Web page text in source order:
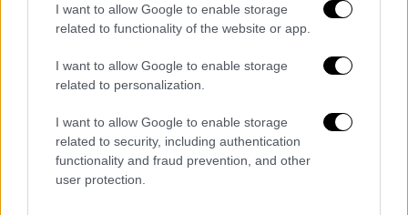
I want to allow Google to enable storage
related to functionality of the website or app.
I want to allow Google to enable storage
related to personalization.
I want to allow Google to enable storage
related to security, including authentication
functionality and fraud prevention, and other
user protection.
μας, καθώς το Πρόγραμμα Ανακαίνισης
Σχολικών Κτηρίων « Μαριέττα Γιαννάκου
μπαίνει στη δεύτερη φάση υλοποίησης, με
νέες παρεμβάσεις σε περισσότερα από 200
σχολεία σε όλη τη χώρα. Θυμίζω ότι οι
παρεμβάσεις αφορούν επισκευές, βελτίωση
των υποδομών, της προσβασιμότητας και
συνολικά του σχολικού περιβάλλοντος,